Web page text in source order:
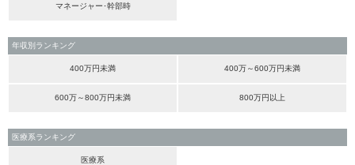
マネージャー･幹部時
年収別ランキング
400万円未満 400万～600万円未満
600万～800万円未満 800万円以上
医療系ランキング
医療系